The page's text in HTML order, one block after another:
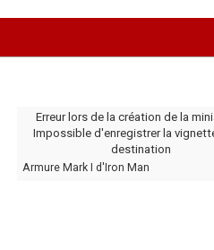
Erreur lors de la création de la
Impossible d'enregistrer la
destination
Armure Mark I d'Iron Man